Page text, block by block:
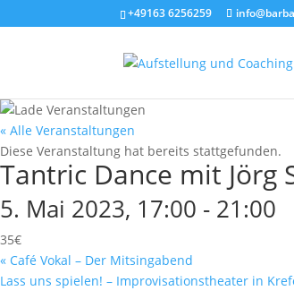
+49163 6256259
« Alle Veranstaltungen
Diese Veranstaltung hat bereits stattgefunden.
Tantric Dance mit Jörg
5. Mai 2023, 17:00 - 21:00
35€
« Café Vokal – Der Mitsingabend
Lass uns spielen! – Improvisationstheater in